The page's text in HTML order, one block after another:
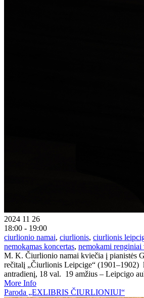
2024 11 26
18:00 - 19:00
ciurlionio namai, ciurlionis, ciurlionis
nemokamas koncertas, nemokami
M. K. Čiurlionio namai kviečia į pianistės
rečitalį „Čiurlionis Leipcige“ (1901–1902)
antradienį, 18 val. 19 amžius – Leipcigo
More Info
Paroda „EXLIBRIS ČIURLIONIUI“